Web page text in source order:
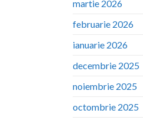
martie 2026
februarie 2026
ianuarie 2026
decembrie 2025
noiembrie 2025
octombrie 2025